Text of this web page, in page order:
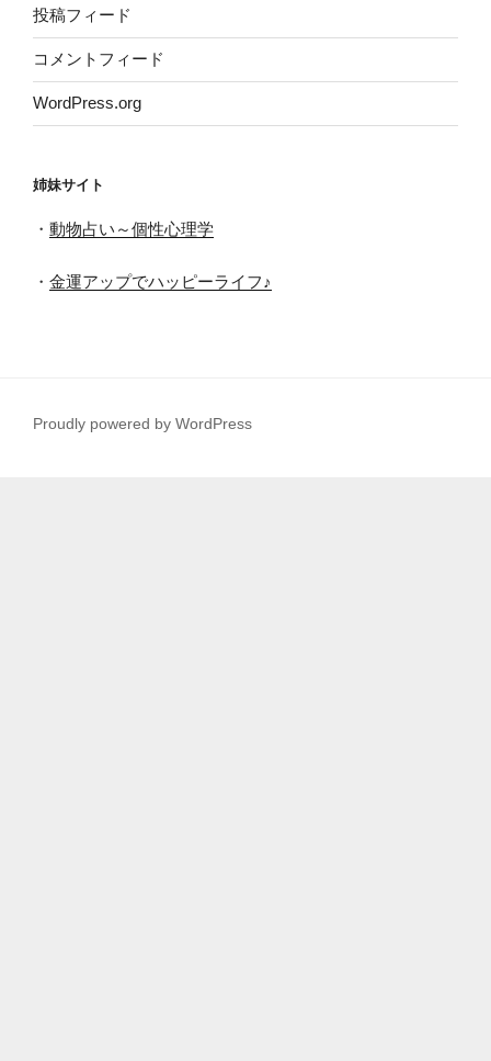
投稿フィード
コメントフィード
WordPress.org
姉妹サイト
・ 動物占い～個性心理学
・ 金運アップでハッピーライフ♪
Proudly powered by WordPress